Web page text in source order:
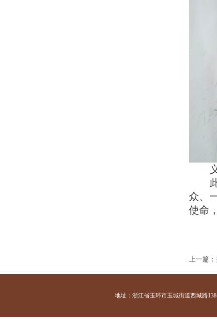
众、
使命
上一篇：
地址：浙江省玉环市玉城街道西城路